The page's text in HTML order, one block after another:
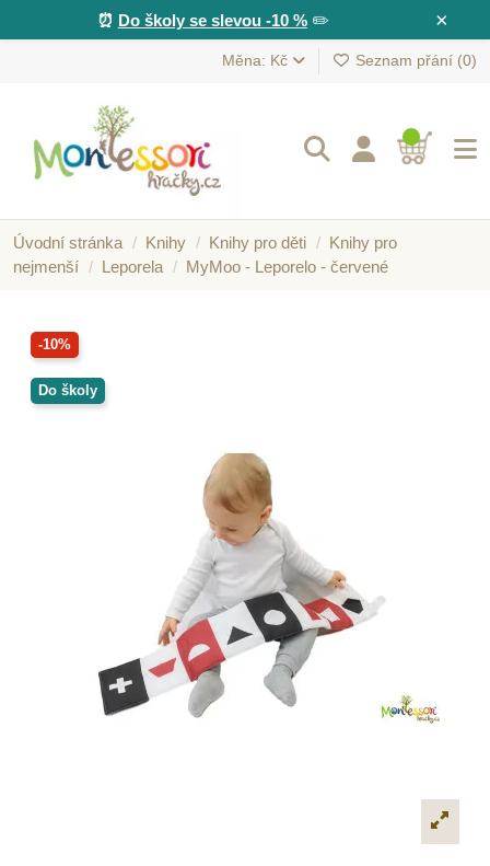
×
⏰ Do školy se slevou -10 %✏️
Měna: Kč Seznam přání (0)
Úvodní stránka Knihy Knihy pro děti
Knihy pro
nejmenší
Leporela MyMoo - Leporelo - červené
-10%
Do školy